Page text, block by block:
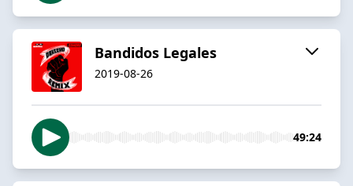
Bandidos Legales
2019-08-26
49:24